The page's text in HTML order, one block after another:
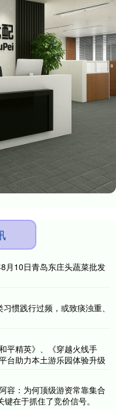
月10日青岛东庄头蔬菜批发
惯践行过频，或致痰浊重、
平精英》、《穿越火线手
台助力本土游乐园体验升级
容：为何顶级游资常靠集合
在于抓住了竞价信号。